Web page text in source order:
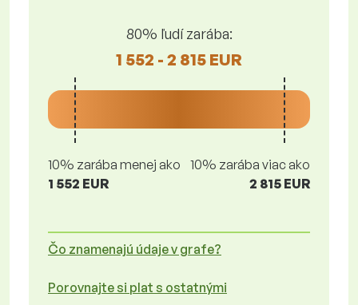
80% ľudí zarába:
1 552 - 2 815 EUR
10% zarába menej ako
1 552 EUR
10% zarába viac ako
2 815 EUR
Čo znamenajú údaje v grafe?
Porovnajte si plat s ostatnými